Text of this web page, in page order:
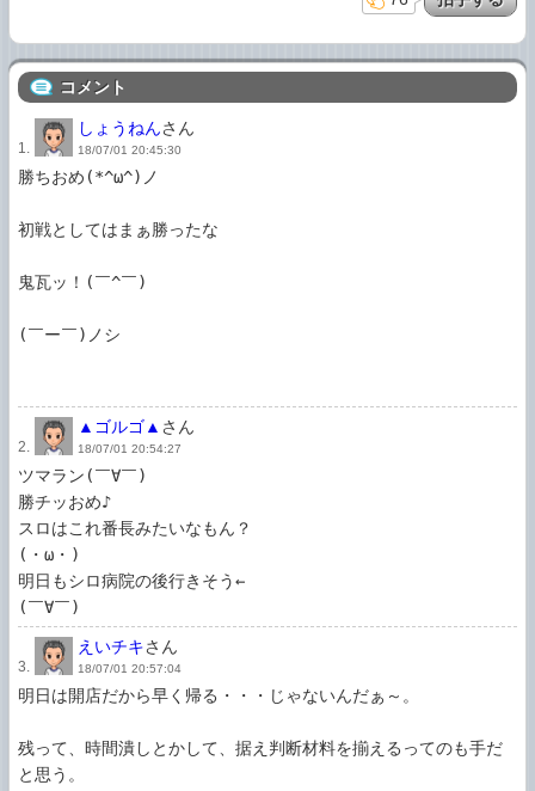
コメント
1.
しょうねんさん
18/07/01 20:45:30
勝ちおめ(*^ω^)ノ
初戦としてはまぁ勝ったな
鬼瓦ッ！(￣^￣)
(￣ー￣)ノシ
2.
▲ゴルゴ▲ さん
18/07/01 20:54:27
ツマラン(￣∀￣)
勝チッおめ♪
スロはこれ番長みたいなもん？
(・ω・)
明日もシロ病院の後行きそう←
(￣∀￣)
3.
えいチキさん
18/07/01 20:57:04
明日は開店だから早く帰る・・・じゃないんだぁ～。
残って、時間潰しとかして、据え判断材料を揃えるってのも手だ
と思う。